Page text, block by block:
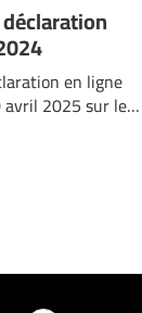
en ligne
2025 sur le…